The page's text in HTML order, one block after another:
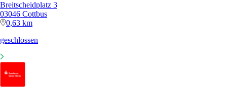
Breitscheidplatz 3
03046 Cottbus
0,63 km
geschlossen